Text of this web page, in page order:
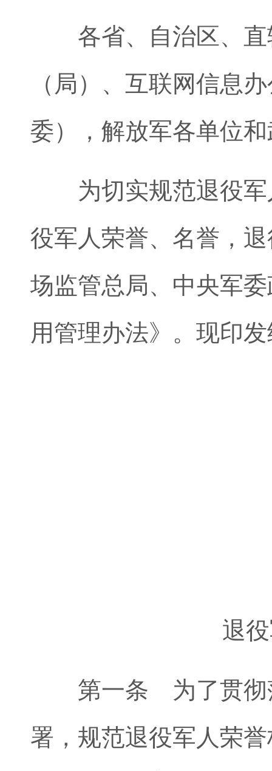
各省、自治区、直
（局）、互联网信息
委），解放军各单位
为切实规范退役军
役军人荣誉、名誉，
场监管总局、中央军
用管理办法》。现印
退役
第一条 为了贯彻落
署，规范退役军人荣